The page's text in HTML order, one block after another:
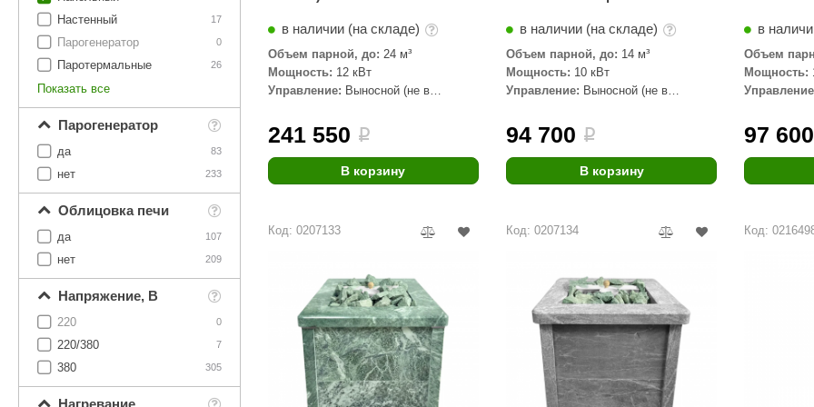
17
Настенный
0
Парогенератор
26
Паротермальные
Показать все
Парогенератор
83
да
233
нет
Облицовка печи
107
да
209
нет
Напряжение, В
0
220
7
220/380
305
380
Нагревание
в наличии (на складе)
Объем парной, до: 24 м³
Мощность: 12 кВт
Управление: Выносной (не в
241 550 i
В корзину
в наличии (на складе)
Объем парной, до: 14 м³
Мощность: 10 кВт
Управление: Выносной (не в
94 700 i
В корзину
в
Объем
Мощность:
97 600
Код: 0207133 Код: 0207134 Код: